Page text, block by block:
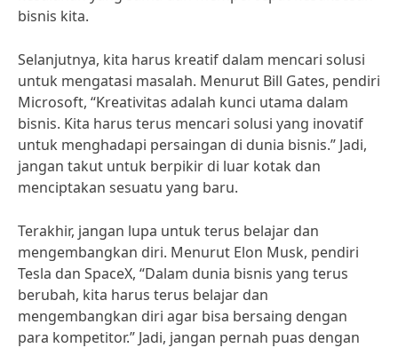
bisnis kita.
Selanjutnya, kita harus kreatif dalam mencari solusi
untuk mengatasi masalah. Menurut Bill Gates, pendiri
Microsoft, “Kreativitas adalah kunci utama dalam
bisnis. Kita harus terus mencari solusi yang inovatif
untuk menghadapi persaingan di dunia bisnis.” Jadi,
jangan takut untuk berpikir di luar kotak dan
menciptakan sesuatu yang baru.
Terakhir, jangan lupa untuk terus belajar dan
mengembangkan diri. Menurut Elon Musk, pendiri
Tesla dan SpaceX, “Dalam dunia bisnis yang terus
berubah, kita harus terus belajar dan
mengembangkan diri agar bisa bersaing dengan
para kompetitor.” Jadi, jangan pernah puas dengan